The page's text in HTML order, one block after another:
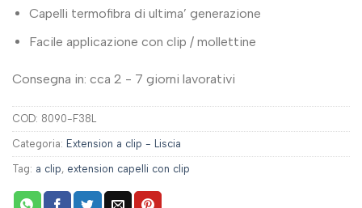
Capelli termofibra di ultima’ generazione
Facile applicazione con clip / mollettine
Consegna in: cca 2 - 7 giorni lavorativi
COD: 8090-F38L
Categoria: Extension a clip - Liscia
Tag: a clip, extension capelli con clip